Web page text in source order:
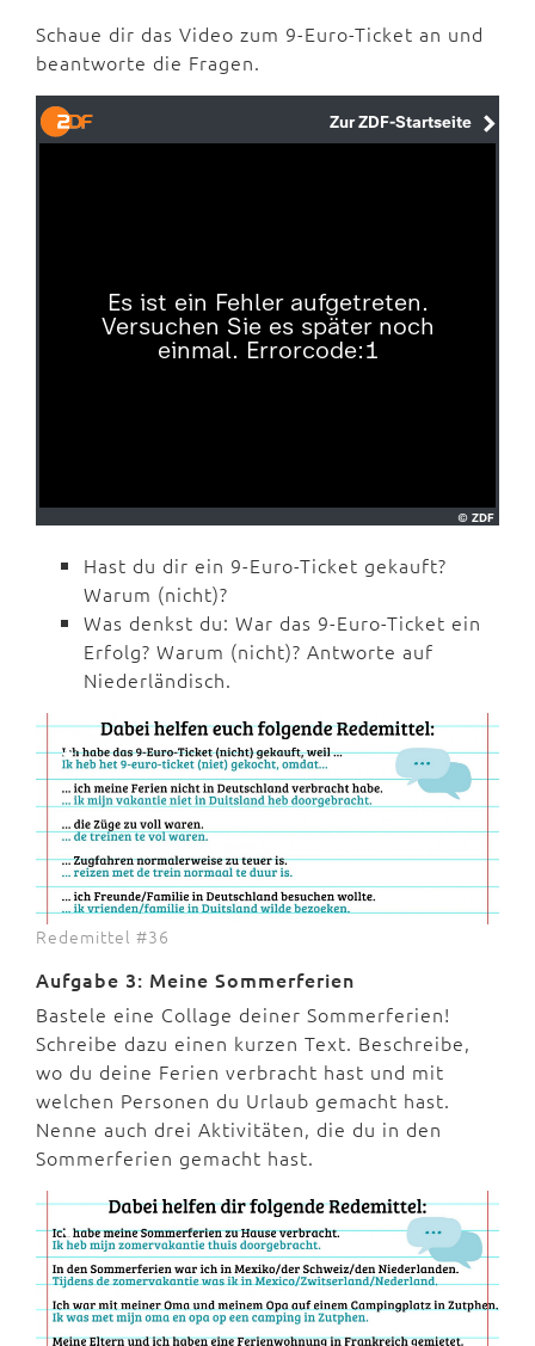
Schaue dir das Video zum 9-Euro-Ticket an und
beantworte die Fragen.
Hast du dir ein 9-Euro-Ticket gekauft?
Warum (nicht)?
Was denkst du: War das 9-Euro-Ticket ein
Erfolg? Warum (nicht)? Antworte auf
Niederländisch.
Redemittel #36
Aufgabe 3: Meine Sommerferien
Bastele eine Collage deiner Sommerferien!
Schreibe dazu einen kurzen Text. Beschreibe,
wo du deine Ferien verbracht hast und mit
welchen Personen du Urlaub gemacht hast.
Nenne auch drei Aktivitäten, die du in den
Sommerferien gemacht hast.